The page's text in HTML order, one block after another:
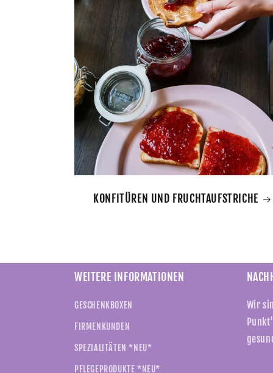
KONFITÜREN UND FRUCHTAUFSTRICHE
WEITERE INFORMATIONEN
GESCHENKBOXEN
FIRMENKUNDEN
SPEZIALITÄTEN *NEU*
PFLEGEPRODUKTE *NEU*
Wir